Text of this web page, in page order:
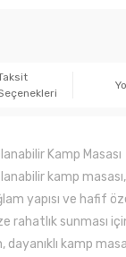
Kamp Masası
kamp
yapısı ve hafif
rahatlık sunması
kamp